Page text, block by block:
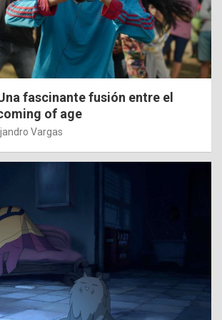
fascinante fusión entre el
of age
Vargas